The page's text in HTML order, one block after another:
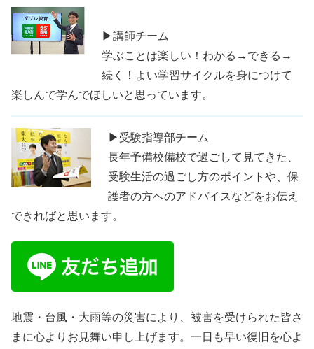
▶講師チーム
学ぶことは楽しい！わかる→できる→
続く！よい学習サイクルを身につけて
楽しんで学んでほしいと思っています。
▶受験指導部チーム
長年予備校備校で過ごして見てきた、
受験生活の過ごし方のポイントや、保
護者の方へのアドバイスなどをお伝え
できればと思います。
地震・台風・大雨等の災害により、被害を受けられた皆さ
まに心よりお見舞い申し上げます。一日も早い復旧を心よ